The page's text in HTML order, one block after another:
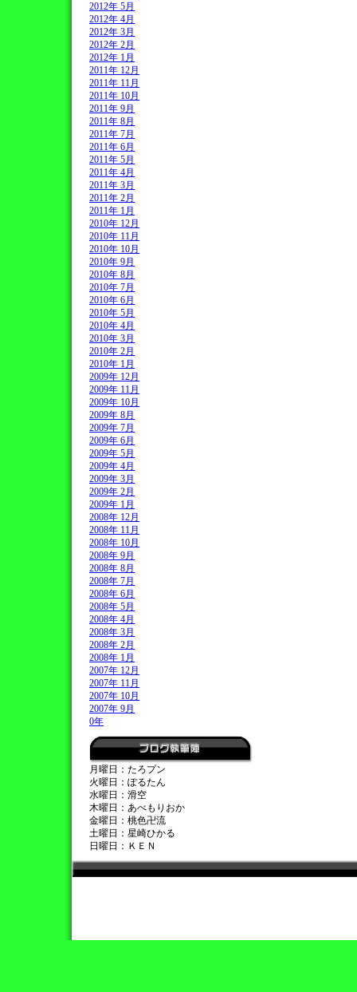
2012年 5月
2012年 4月
2012年 3月
2012年 2月
2012年 1月
2011年 12月
2011年 11月
2011年 10月
2011年 9月
2011年 8月
2011年 7月
2011年 6月
2011年 5月
2011年 4月
2011年 3月
2011年 2月
2011年 1月
2010年 12月
2010年 11月
2010年 10月
2010年 9月
2010年 8月
2010年 7月
2010年 6月
2010年 5月
2010年 4月
2010年 3月
2010年 2月
2010年 1月
2009年 12月
2009年 11月
2009年 10月
2009年 8月
2009年 7月
2009年 6月
2009年 5月
2009年 4月
2009年 3月
2009年 2月
2009年 1月
2008年 12月
2008年 11月
2008年 10月
2008年 9月
2008年 8月
2008年 7月
2008年 6月
2008年 5月
2008年 4月
2008年 3月
2008年 2月
2008年 1月
2007年 12月
2007年 11月
2007年 10月
2007年 9月
0年
月曜日：たろプン
火曜日：ぽるたん
水曜日：滑空
木曜日：あべもりおか
金曜日：桃色卍流
土曜日：星崎ひかる
日曜日：ＫＥＮ